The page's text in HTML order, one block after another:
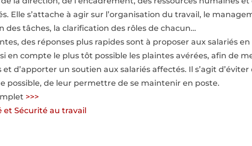
Elle s’attache à agir sur l’organisation du travail, le
des tâches, la clarification des rôles de chacun…
des réponses plus rapides sont à proposer aux salariés
en compte le plus tôt possible les plaintes avérées, afin de
d’apporter un soutien aux salariés affectés. Il s’agit
possible, de leur permettre de se maintenir en poste.
>>>
et Sécurité au travail